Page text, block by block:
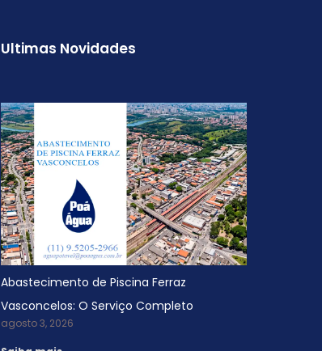
Ultimas Novidades
Abastecimento de Piscina Ferraz
Vasconcelos: O Serviço Completo
agosto 3, 2026